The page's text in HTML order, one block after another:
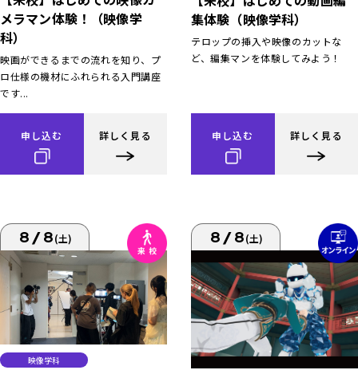
メラマン体験！（映像学
科）
映画ができるまでの流れを知り、プ
ロ仕様の機材にふれられる入門講座
です...
申し込む 詳しく見る
集体験（映像学科）
テロップの挿入や映像のカットな
ど、編集マンを体験してみよう！
申し込む 詳しく見る
8/8(土)
映像学科
8/8(土)